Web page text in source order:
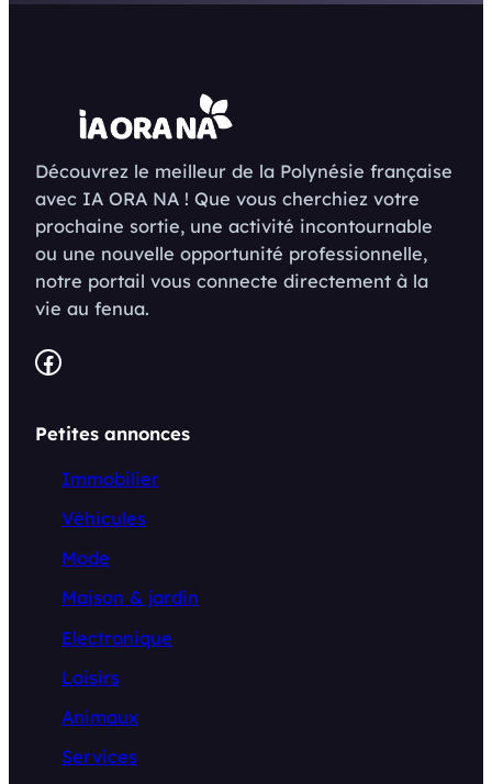
Découvrez le meilleur de la Polynésie française
avec IA ORA NA ! Que vous cherchiez votre
prochaine sortie, une activité incontournable
ou une nouvelle opportunité professionnelle,
notre portail vous connecte directement à la
vie au fenua.
Facebook
Petites annonces
Immobilier
Véhicules
Mode
Maison & jardin
Electronique
Loisirs
Animaux
Services